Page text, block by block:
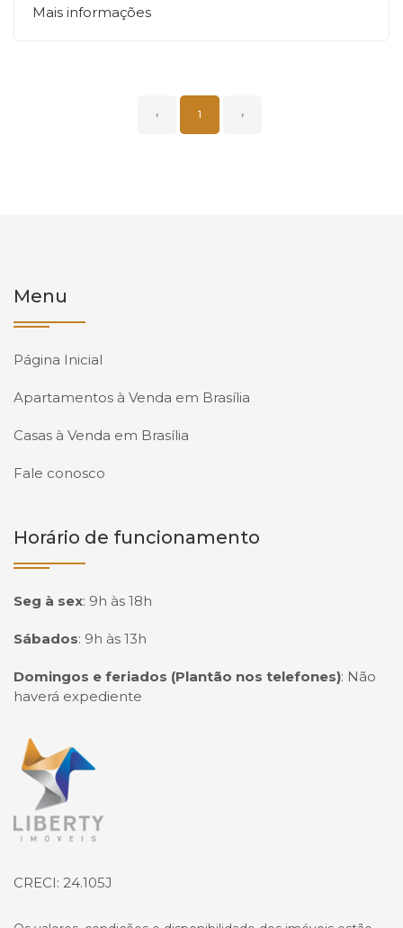
Mais informações
‹ 1 ›
Menu
Página Inicial
Apartamentos à Venda em Brasília
Casas à Venda em Brasília
Fale conosco
Horário de funcionamento
Seg à sex: 9h às 18h
Sábados: 9h às 13h
Domingos e feriados (Plantão nos telefones): Não
haverá expediente
Página inicial
CRECI: 24.105J